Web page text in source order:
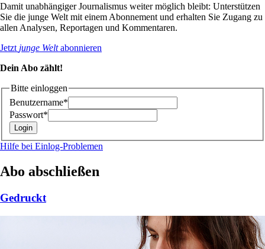
Damit unabhängiger Journalismus weiter möglich bleibt: Unterstützen
Sie die junge Welt mit einem Abonnement und erhalten Sie Zugang zu
allen Analysen, Reportagen und Kommentaren.
Jetzt junge Weltabonnieren
Dein Abo zählt!
Bitte einloggen
Benutzername*
Passwort*
Hilfe bei Einlog-Problemen
Abo abschließen
Gedruckt